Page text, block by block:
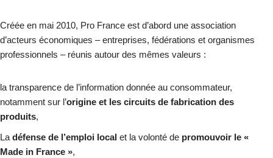
Créée en mai 2010, Pro France est d’abord une association
d’acteurs économiques – entreprises, fédérations et organismes
professionnels – réunis autour des mêmes valeurs :
la transparence de l’information donnée au consommateur,
notamment sur l’origine et les circuits de fabrication des
produits,
La défense de l’emploi local et la volonté de promouvoir le «
Made in France »,